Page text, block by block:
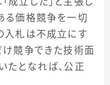
る価格競争を一切
入札は不成立にす
け競争できた技術面
たとなれば、公正